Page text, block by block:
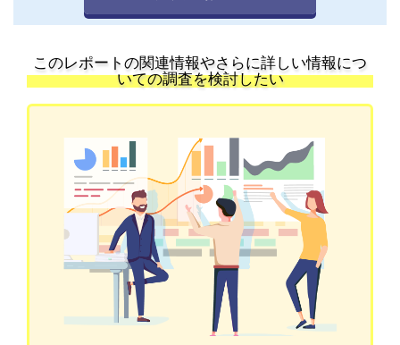
このレポートの関連情報やさらに詳しい情報につ
いての調査を検討したい